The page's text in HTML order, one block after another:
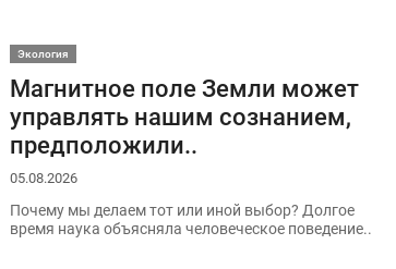
Экология
Магнитное поле Земли может
управлять нашим сознанием,
предположили..
05.08.2026
Почему мы делаем тот или иной выбор? Долгое
время наука объясняла человеческое поведение..